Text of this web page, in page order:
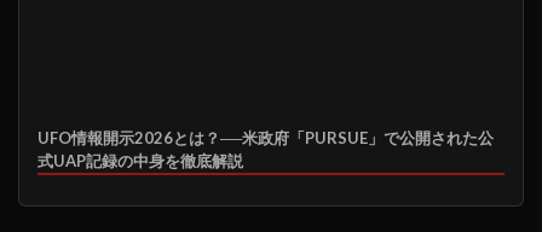
UFO情報開示2026とは？──米政府「PURSUE」で公開された公
式UAP記録の中身を徹底解説